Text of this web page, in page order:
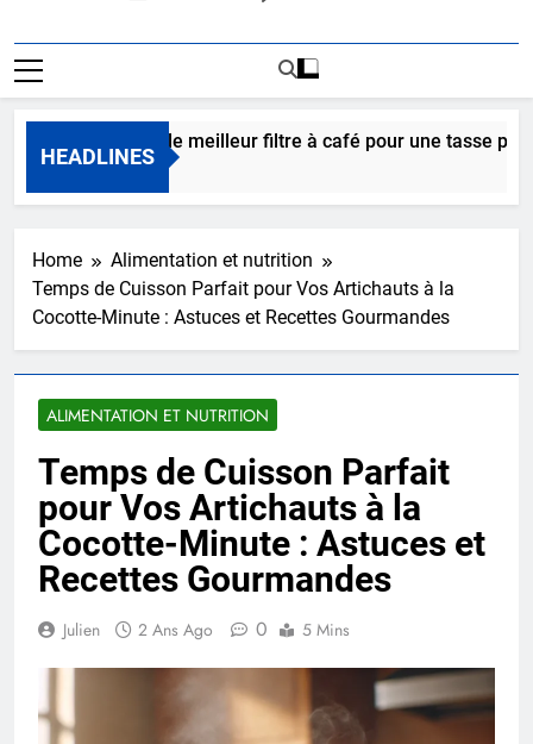
HEADLINES
choisir le meilleur filtre à café pour une tasse parfaite ?
Home
Alimentation et nutrition
Temps de Cuisson Parfait pour Vos Artichauts à la
Cocotte-Minute : Astuces et Recettes Gourmandes
ALIMENTATION ET NUTRITION
Temps de Cuisson Parfait
pour Vos Artichauts à la
Cocotte-Minute : Astuces et
Recettes Gourmandes
Julien 2 Ans Ago 0 5 Mins